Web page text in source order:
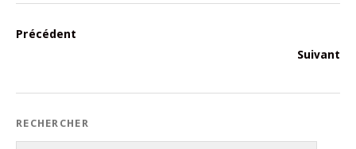
Précédent
Suivant
RECHERCHER